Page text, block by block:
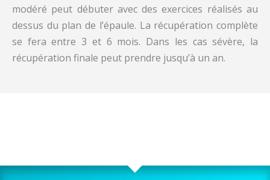
modéré peut débuter avec des exercices réalisés au
dessus du plan de l’épaule. La récupération complète
se fera entre 3 et 6 mois. Dans les cas sévère, la
récupération finale peut prendre jusqu’à un an.